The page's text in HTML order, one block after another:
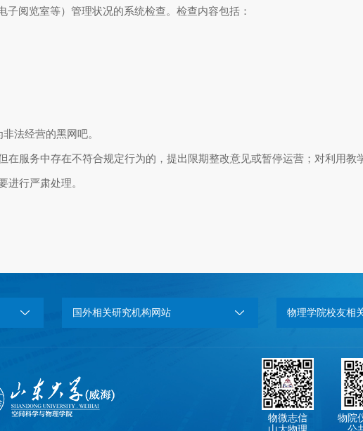
阅览室等）管理状况的系统检查。检查内容包括：
法经营的黑网吧。
服务中存在不符合规定行为的，提出限期整改意见或暂停运营；对利用教
进行严肃处理。
国外相关研究机构网站 物理学院校友相
物微志信
物院